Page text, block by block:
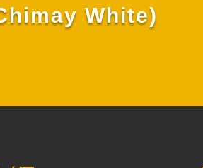
White)